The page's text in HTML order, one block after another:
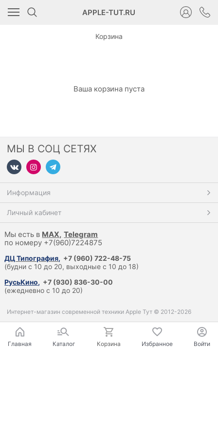
APPLE-TUT.RU
Корзина
Ваша корзина пуста
МЫ В СОЦ СЕТЯХ
Информация
Личный кабинет
Мы есть в MAX, Telegram
по номеру +7(960)7224875
ДЦ Типография, +7 (960) 722-48-75
(будни с 10 до 20, выходные с 10 до 18)
РусьКино, +7 (930) 836-30-00
(ежедневно с 10 до 20)
Интернет-магазин современной техники Apple Тут © 2012-2026
Главная Каталог Корзина Избранное Войти